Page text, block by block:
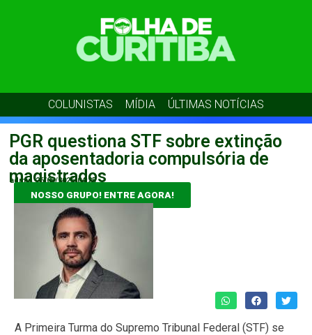
COLUNISTAS MÍDIA ÚLTIMAS NOTÍCIAS
PGR questiona STF sobre extinção
da aposentadoria compulsória de
magistrados
admin 26/05/2026 04:25
NOSSO GRUPO! ENTRE AGORA!
A Primeira Turma do Supremo Tribunal Federal (STF) se